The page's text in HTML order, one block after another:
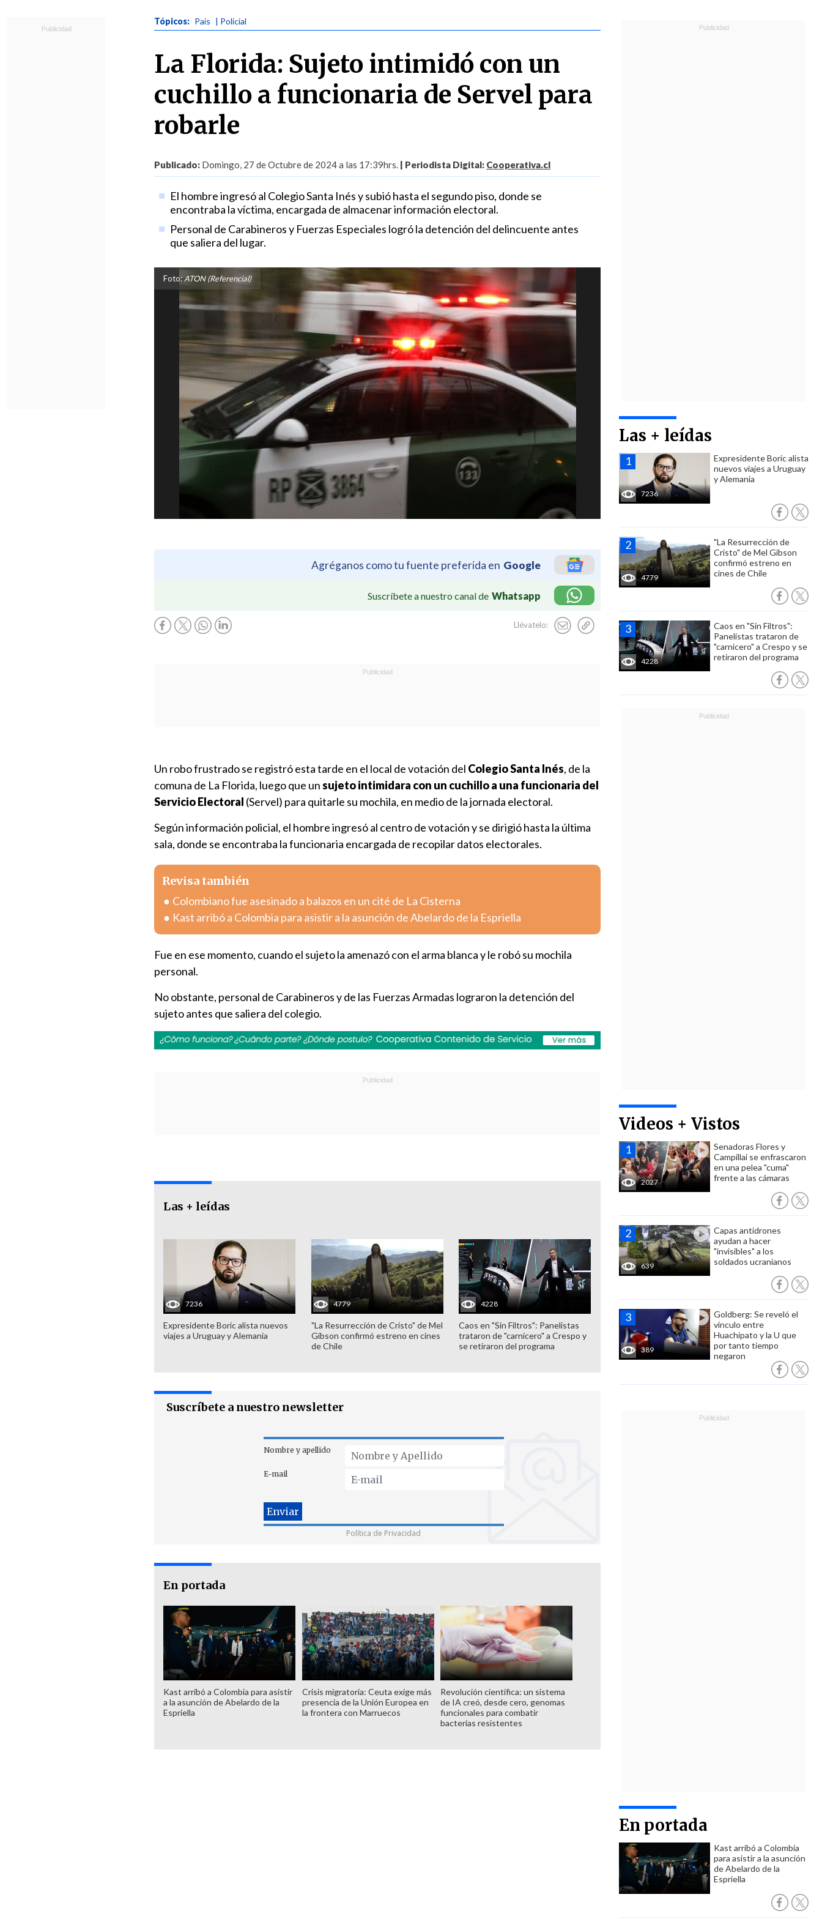
Tópicos: País | Policial
La Florida: Sujeto intimidó con un
cuchillo a funcionaria de Servel para
robarle
Publicado: Domingo, 27 de Octubre de 2024 a las 17:39hrs. | Periodista Digital: Cooperativa.cl
El hombre ingresó al Colegio Santa Inés y subió hasta el segundo piso, donde se
encontraba la víctima, encargada de almacenar información electoral.
Personal de Carabineros y Fuerzas Especiales logró la detención del delincuente antes
que saliera del lugar.
Foto:ATON (Referencial)
Agréganos como tu fuente preferida en Google
Suscríbete a nuestro canal de Whatsapp
Llévatelo:
Las + leídas
7236
Expresidente Boric alista
nuevos viajes a Uruguay
y Alemania
4779
"La Resurrección de
Cristo" de Mel Gibson
confirmó estreno en
cines de Chile
4228
Caos en "Sin Filtros":
Panelistas trataron de
"carnicero" a Crespo y se
retiraron del programa
Videos + Vistos
2027
Senadoras Flores y
Campillai se enfrascaron
en una pelea "cuma"
frente a las cámaras
639
Capas antidrones
ayudan a hacer
"invisibles" a los
soldados ucranianos
389
Goldberg: Se reveló el
vínculo entre
Huachipato y la U que
por tanto tiempo
negaron
En portada
Kast arribó a Colombia
para asistir a la asunción
de Abelardo de la
Espriella
Un robo frustrado se registró esta tarde en el local de votación del Colegio Santa Inés, de la
comuna de La Florida, luego que unsujeto intimidara con un cuchillo a una funcionaria del
Servicio Electoral (Servel) para quitarle su mochila, en medio de la jornada electoral.
Según información policial, el hombre ingresó al centro de votación y se dirigió hasta la última
sala, donde se encontraba la funcionaria encargada de recopilar datos electorales.
Revisa también
Colombiano fue asesinado a balazos en un cité de La Cisterna
Kast arribó a Colombia para asistir a la asunción de Abelardo de la Espriella
Fue en ese momento, cuando el sujeto la amenazó con el arma blanca y le robó su mochila
personal.
No obstante, personal de Carabineros y de las Fuerzas Armadas lograron la detención del
sujeto antes que saliera del colegio.
Las + leídas
7236
Expresidente Boric alista nuevos
viajes a Uruguay y Alemania
4779
"La Resurrección de Cristo" de Mel
Gibson confirmó estreno en cines
de Chile
4228
Caos en "Sin Filtros": Panelistas
trataron de "carnicero" a Crespo y
se retiraron del programa
Suscríbete a nuestro newsletter
Nombre y apellido
E-mail
Política de Privacidad
En portada
Kast arribó a Colombia para asistir
a la asunción de Abelardo de la
Espriella
Crisis migratoria: Ceuta exige más
presencia de la Unión Europea en
la frontera con Marruecos
Revolución científica: un sistema
de IA creó, desde cero, genomas
funcionales para combatir
bacterias resistentes